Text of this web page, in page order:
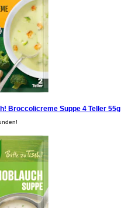
Broccolicreme Suppe 4 Teller 55g